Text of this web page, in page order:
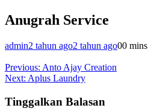
Anugrah Service
admin2 tahun ago2 tahun ago00 mins
Navigasi
pos
Previous: Anto Ajay Creation
Next: Aplus Laundry
Tinggalkan Balasan